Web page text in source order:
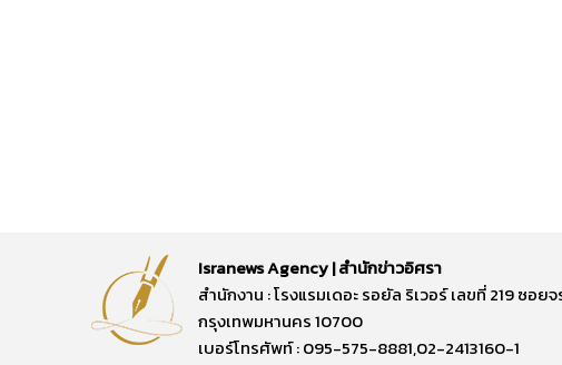
Isranews Agency | สำนักข่าวอิศรา
สำนักงาน : โรงแรมเดอะ รอยัล ริเวอร์ เลขที่ 219 ซ
กรุงเทพมหานคร 10700
เบอร์โทรศัพท์ : 095-575-8881,02-2413160-1